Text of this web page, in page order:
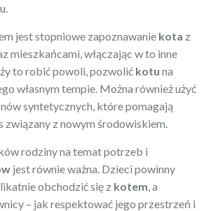
jest stopniowe zapoznawanie kota z
mieszkańcami, włączając w to inne
to robić powoli, pozwolić kotu na
własnym tempie. Można również użyć
syntetycznych, które pomagają
związany z nowym środowiskiem.
rodziny na temat potrzeb i
jest równie ważna. Dzieci powinny
obchodzić się z kotem , a
– jak respektować jego przestrzeń i